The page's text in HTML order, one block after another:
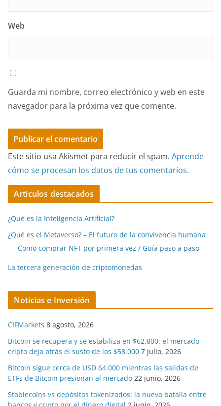
Web
Guarda mi nombre, correo electrónico y web en este
navegador para la próxima vez que comente.
Este sitio usa Akismet para reducir el spam. Aprende
cómo se procesan los datos de tus comentarios.
Articulos destacados
¿Qué es la Inteligencia Artificial?
¿Qué es el Metaverso? – El futuro de la convivencia humana
Como comprar NFT por primera vez / Guía paso a paso
La tercera generación de criptomonedas
Noticias e Inversión
CIFMarkets 8 agosto, 2026
Bitcoin se recupera y se estabiliza en $62.800: el mercado
cripto deja atrás el susto de los $58.000 7 julio, 2026
Bitcoin sigue cerca de USD 64.000 mientras las salidas de
ETFs de Bitcoin presionan al mercado 22 junio, 2026
Stablecoins vs depósitos tokenizados: la nueva batalla entre